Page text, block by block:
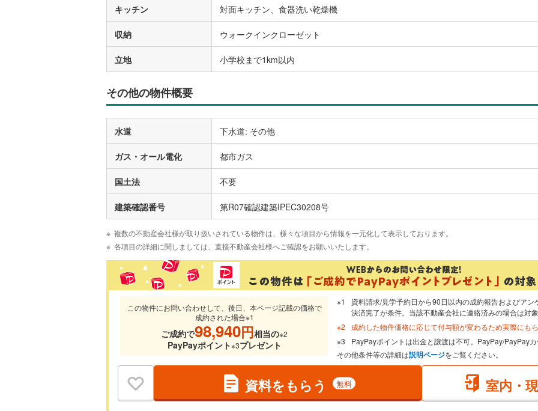
キッチン 対面キッチン、食器洗い乾燥機
収納 ウォークインクローゼット
立地 小学校まで1km以内
その他の物件概要
水道 下水道: その他
ガス・オール電化 都市ガス
国土法 不要
建築確認番号 第R07確認建築IPEC30208号
複数の不動産会社様が取り扱いされている物件は、様々な項目から情報を一元化して表示しております。
各項目の詳細に関しましては、直接不動産会社様へご確認をお願いいたします。
この物件にお問い合わせして、後日、本ページ記載の価格で
成約された場合※1
ご成約で98,940円相当の※2
PayPayポイント※3プレゼント
資料請求/見学予約日から90日以内の成約報告およびア
決済完了が条件。当該不動産会社に連絡済みの場合は対
成約した物件価格に応じて付与額が変わるため実際にも
PayPayポイントは出金と譲渡は不可。PayPay/PayPay
その他条件等の詳細は説明ページをご覧ください。
資料をもらう 無料 室内・